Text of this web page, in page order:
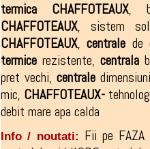
termica CHAFFOTEAUX,
CHAFFOTEAUX,sistem
CHAFFOTEAUX,centrale de
termice rezistente,centrala
pret vechi, centrale
mic, CHAFFOTEAUX-
debit mare apa calda
Info / noutati: Fii pe